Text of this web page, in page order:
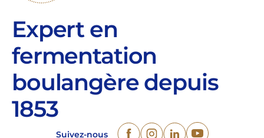
Expert en
fermentation
boulangère depuis
1853
Suivez-nous